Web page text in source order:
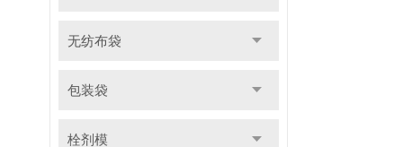
无纺布袋
包装袋
栓剂模